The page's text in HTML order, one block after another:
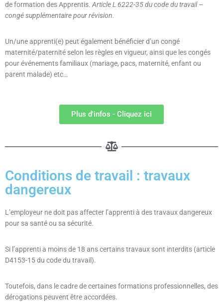
de formation des Apprentis. Article L 6222-35 du code du travail –
congé supplémentaire pour révision.
Un/une apprenti(e) peut également bénéficier d’un congé
maternité/paternité selon les règles en vigueur, ainsi que les congés
pour événements familiaux (mariage, pacs, maternité, enfant ou
parent malade) etc…
Plus d'infos - Cliquez ici
Conditions de travail : travaux
dangereux
L’employeur ne doit pas affecter l’apprenti à des travaux dangereux
pour sa santé ou sa sécurité.
Si l’apprenti a moins de 18 ans certains travaux sont interdits (article
D4153-15 du code du travail).
Toutefois, dans le cadre de certaines formations professionnelles, des
dérogations peuvent être accordées.